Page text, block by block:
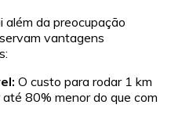
além da preocupação
vantagens
O custo para rodar 1 km
80% menor do que com